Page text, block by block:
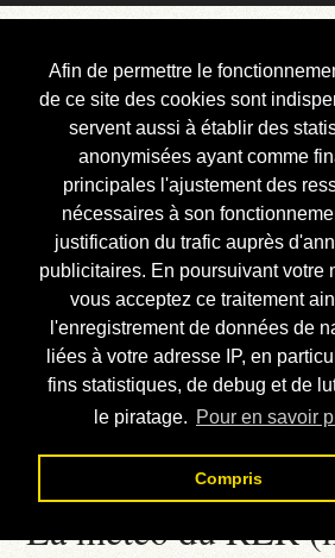
Afin de permettre le
de ce site des cookies sont
servent aussi à établir des
anonymisées ayant comme
principales l'ajustement des
nécessaires à son
justification du trafic auprès
publicitaires. En poursuivant votre
vous acceptez ce traitement
l'enregistrement de données de
liées à votre adresse IP, en
fins statistiques, de debug et de
le piratage. Pour en savoir
Compris
Courbis, « LE »
Blog Officiel
Bienvenue
Réalisations
Divers (et d’été)
Annonces
Liens externes
Téléchargement
Contact
La météo du RER